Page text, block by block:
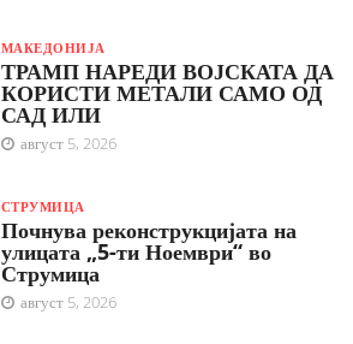
МАКЕДОНИЈА
ТРАМП НАРЕДИ ВОЈСКАТА ДА
КОРИСТИ МЕТАЛИ САМО ОД
САД ИЛИ
август 5, 2026
СТРУМИЦА
Почнува реконструкцијата на
улицата „5-ти Ноември“ во
Струмица
август 5, 2026